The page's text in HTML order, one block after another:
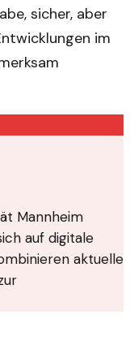
sicher, aber
im
Mannheim
auf digitale
aktuelle